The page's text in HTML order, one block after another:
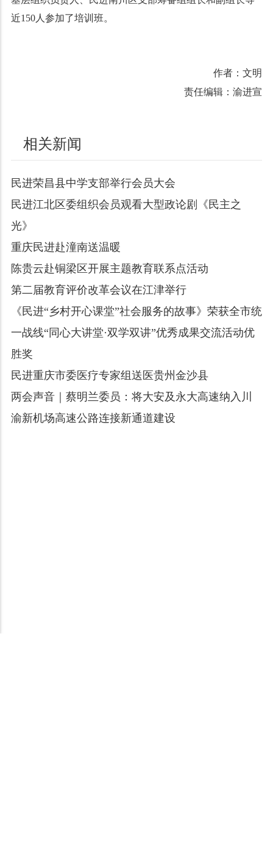
近150人参加了培训班。
作者：文明
责任编辑：渝进宣
相关新闻
民进荣昌县中学支部举行会员大会
民进江北区委组织会员观看大型政论剧《民主之
光》
重庆民进赴潼南送温暖
陈贵云赴铜梁区开展主题教育联系点活动
第二届教育评价改革会议在江津举行
《民进“乡村开心课堂”社会服务的故事》荣获全市统
一战线“同心大讲堂·双学双讲”优秀成果交流活动优
胜奖
民进重庆市委医疗专家组送医贵州金沙县
两会声音｜蔡明兰委员：将大安及永大高速纳入川
渝新机场高速公路连接新通道建设